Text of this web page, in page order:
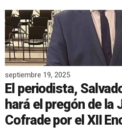
septiembre 19, 2025
El periodista,
hará el pregón de la
Cofrade por el XII